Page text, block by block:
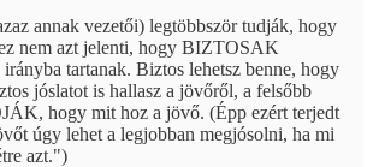
annak vezetői) legtöbbször tudják, hogy
nem azt jelenti, hogy BIZTOSAK
tartanak. Biztos lehetsz benne, hogy
jóslatot is hallasz a jövőről, a felsőbb
hogy mit hoz a jövő. (Épp ezért terjedt
úgy lehet a legjobban megjósolni, ha mi
azt.")